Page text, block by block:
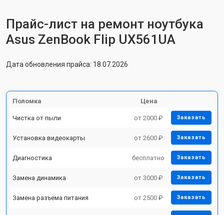
Прайс-лист на ремонт ноутбука
Asus ZenBook Flip UX561UA
Дата обновления прайса: 18.07.2026
Поломка Цена
Чистка от пыли от 2000 ₽ Заказать
Установка видеокарты от 2600 ₽ Заказать
Диагностика бесплатно Заказать
Замена динамика от 3000 ₽ Заказать
Замена разъема питания от 2500 ₽ Заказать